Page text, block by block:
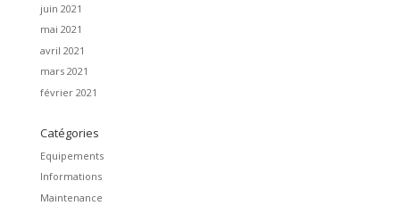
juin 2021
mai 2021
avril 2021
mars 2021
février 2021
Catégories
Equipements
Informations
Maintenance